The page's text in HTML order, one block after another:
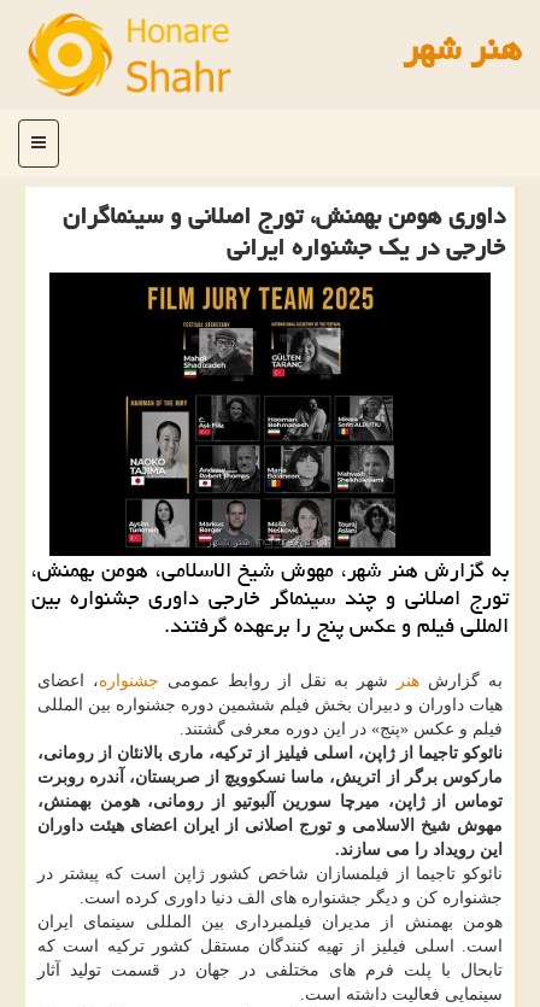
هنر شهر
منو
داوری هومن بهمنش، تورج اصلانی و سینماگران
خارجی در یک جشنواره ایرانی
به گزارش هنر شهر، مهوش شیخ الاسلامی، هومن بهمنش،
تورج اصلانی و چند سینماگر خارجی داوری جشنواره بین
المللی فیلم و عکس پنج را برعهده گرفتند.
به گزارش هنر شهر به نقل از روابط عمومی جشنواره، اعضای
هیات داوران و دبیران بخش فیلم ششمین دوره جشنواره بین المللی
فیلم و عکس «پنج» در این دوره معرفی گشتند.
نائوکو تاجیما از ژاپن، اسلی فیلیز از ترکیه، ماری بالانئان از رومانی،
مارکوس برگر از اتریش، ماسا نسکوویچ از صربستان، آندره روبرت
توماس از ژاپن، میرچا سورین آلبوتیو از رومانی، هومن بهمنش،
مهوش شیخ الاسلامی و تورج اصلانی از ایران اعضای هیئت داوران
این رویداد را می سازند.
نائوکو تاجیما از فیلمسازان شاخص کشور ژاپن است که پیشتر در
جشنواره کن و دیگر جشنواره های الف دنیا داوری کرده است.
هومن بهمنش از مدیران فیلمبرداری بین المللی سینمای ایران
است. اسلی فیلیز از تهیه کنندگان مستقل کشور ترکیه است که
تابحال با پلت فرم های مختلفی در جهان در قسمت تولید آثار
سینمایی فعالیت داشته است.